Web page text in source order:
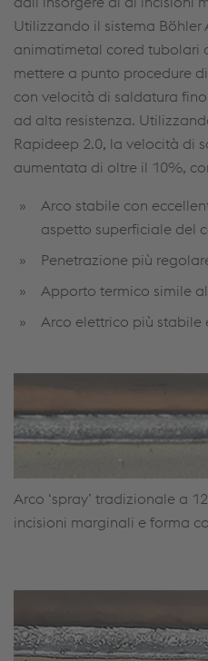
Utilizzando il sistema
animatimetal cored tubolari
mettere a punto procedure
con velocità di saldatura
ad alta resistenza.
Rapideep 2.0, la velocità di
aumentata di oltre il 10%,
Arco stabile con
aspetto superficiale del
Penetrazione più
Apporto termico simile
Arco elettrico più stabile
Arco ‘spray’ tradizionale a
incisioni marginali e forma